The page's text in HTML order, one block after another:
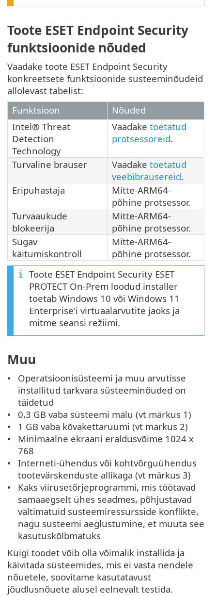
Toote ESET Endpoint Security
funktsioonide nõuded
Vaadake toote ESET Endpoint Security
konkreetsete funktsioonide süsteeminõudeid
allolevast tabelist:
Funktsioon
Nõuded
Intel® Threat
Detection
Technology
Vaadake toetatud
protsessoreid.
Turvaline brauser Vaadake toetatud
veebibrausereid.
Eripuhastaja
Mitte-ARM64-
põhine protsessor.
Turvaaukude
blokeerija
Mitte-ARM64-
põhine protsessor.
Sügav
käitumiskontroll
Mitte-ARM64-
põhine protsessor.
Toote ESET Endpoint Security ESET
PROTECT On-Prem loodud installer
toetab Windows 10 või Windows 11
Enterprise'i virtuaalarvutite jaoks ja
mitme seansi režiimi.
Muu
Operatsioonisüsteemi ja muu arvutisse
installitud tarkvara süsteeminõuded on
täidetud
0,3 GB vaba süsteemi mälu (vt märkus 1)
1 GB vaba kõvakettaruumi (vt märkus 2)
Minimaalne ekraani eraldusvõime 1024 x
768
Interneti-ühendus või kohtvõrguühendus
tootevärskenduste allikaga (vt märkus 3)
Kaks viirusetõrjeprogrammi, mis töötavad
samaaegselt ühes seadmes, põhjustavad
vältimatuid süsteemiressursside konflikte,
nagu süsteemi aeglustumine, et muuta see
kasutuskõlbmatuks
Kuigi toodet võib olla võimalik installida ja
käivitada süsteemides, mis ei vasta nendele
nõuetele, soovitame kasutatavust
jõudlusnõuete alusel eelnevalt testida.